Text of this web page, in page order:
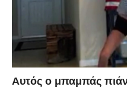
Αυτός ο μπαμπάς